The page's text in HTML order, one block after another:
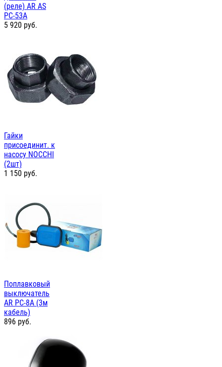
(реле) AR AS
PC-53А
5 920 руб.
Гайки
присоединит. к
насосу NOCCHI
(2шт)
1 150 руб.
Поплавковый
выключатель
AR PC-8A (3м
кабель)
896 руб.